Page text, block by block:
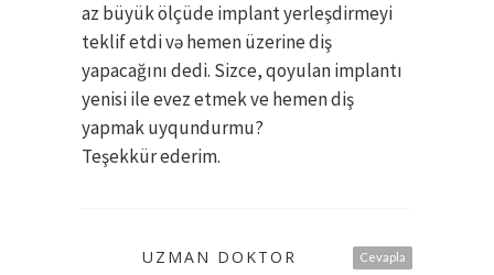
az büyük ölçüde implant yerleşdirmeyi
teklif etdi və hemen üzerine diş
yapacağını dedi. Sizce, qoyulan implantı
yenisi ile evez etmek ve hemen diş
yapmak uyqundurmu?
Teşekkür ederim.
Cevapla
UZMAN DOKTOR